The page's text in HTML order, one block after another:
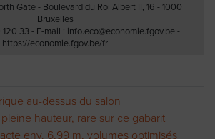
Gate - Boulevard du Roi Albert II, 16 - 1000
Bruxelles
33 - E-mail : info.eco@economie.fgov.be -
https://economie.fgov.be/fr
au-dessus du salon
hauteur, rare sur ce gabarit
env. 6,99 m, volumes optimisés